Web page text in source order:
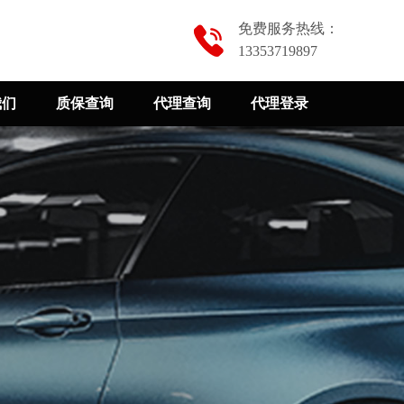
免费服务热线：
13353719897
质保查询 代理查询 代理登录